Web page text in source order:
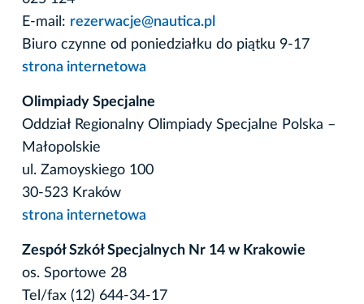
E-mail: rezerwacje@nautica.pl
Biuro czynne od poniedziałku do piątku 9-17
strona internetowa
Olimpiady Specjalne
Oddział Regionalny Olimpiady Specjalne Polska –
Małopolskie
ul. Zamoyskiego 100
30-523 Kraków
strona internetowa
Zespół Szkół Specjalnych Nr 14 w Krakowie
os. Sportowe 28
Tel/fax (12) 644-34-17